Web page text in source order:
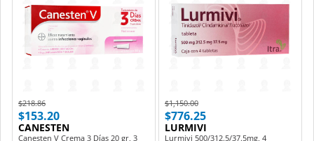
Price reduced from
$218.86to
$153.20
CANESTEN
Canesten V Crema 3 Días 20 gr, 3
Price reduced from
$1,150.00to
$776.25
LURMIVI
Lurmivi 500/312.5/37.5mg, 4